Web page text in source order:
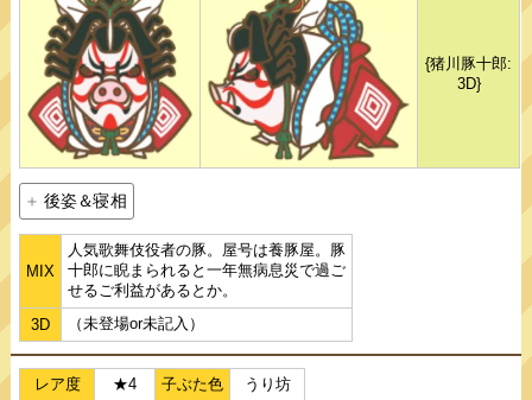
{猪川豚十郎:
3D}
後姿＆寝相
MIX
人気歌舞伎役者の豚。屋号は養豚屋。豚
十郎に睨まられると一年無病息災で過ご
せるご利益があるとか。
3D
（未登場or未記入）
レア度 ★4 子ぶた色 うり坊